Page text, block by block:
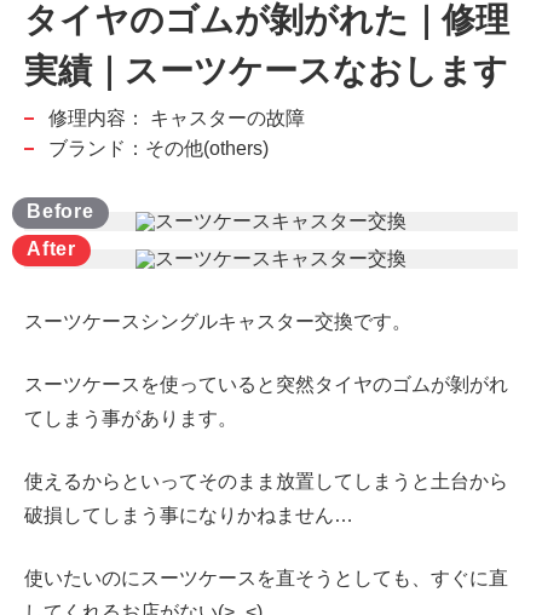
タイヤのゴムが剝がれた｜修理
実績｜スーツケースなおします
修理内容：
キャスターの故障
ブランド：その他(others)
スーツケースシングルキャスター交換です。
スーツケースを使っていると突然タイヤのゴムが剝がれ
てしまう事があります。
使えるからといってそのまま放置してしまうと土台から
破損してしまう事になりかねません…
使いたいのにスーツケースを直そうとしても、すぐに直